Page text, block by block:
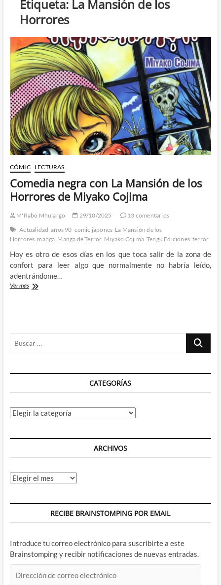
Etiqueta: La Mansión de los
Horrores
CÓMIC LECTURAS
Comedia negra con La Mansión de los
Horrores de Miyako Cojima
M'Rabo Mhulargo 29/10/2025
13 comentarios
Actualidad años 90 comic japones La Mansión de los
Horrores manga Manga de Terror Miyako Cojima Tengu Ediciones terror
Hoy es otro de esos días en los que toca salir de la zona de
confort para leer algo que normalmente no habría leído,
adentrándome…
Ver másComedia
Horrores
Cojima
Buscar
CATEGORÍAS
Categorías
ARCHIVOS
Archivos
RECIBE BRAINSTOMPING POR EMAIL
Introduce tu correo electrónico para suscribirte a este
Brainstomping y recibir notificaciones de nuevas entradas.
de